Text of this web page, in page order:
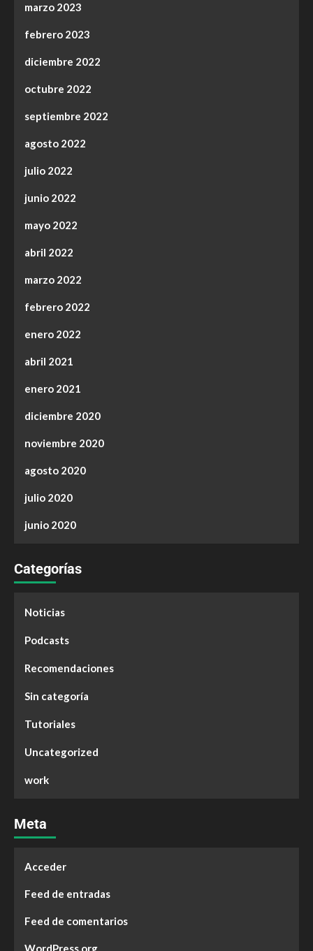
marzo 2023
febrero 2023
diciembre 2022
octubre 2022
septiembre 2022
agosto 2022
julio 2022
junio 2022
mayo 2022
abril 2022
marzo 2022
febrero 2022
enero 2022
abril 2021
enero 2021
diciembre 2020
noviembre 2020
agosto 2020
julio 2020
junio 2020
Categorías
Noticias
Podcasts
Recomendaciones
Sin categoría
Tutoriales
Uncategorized
work
Meta
Acceder
Feed de entradas
Feed de comentarios
WordPress.org